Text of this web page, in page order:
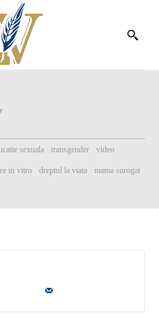
sexuala transgender video
in vitro dreptul la viata mama surogat